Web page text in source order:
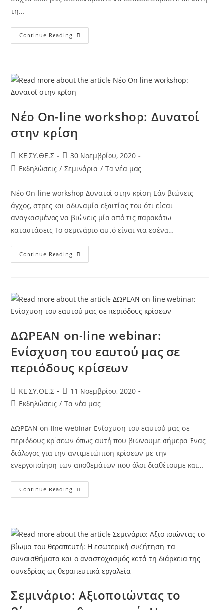
τη…
Continue Reading
Νέο On-line workshop: Δυνατοί
στην κρίση
KE.ΣΥ.ΘΕ.Σ
30 Νοεμβρίου, 2020
Εκδηλώσεις / Σεμινάρια / Τα νέα μας
Νέο On-line workshop Δυνατοί στην κρίση Εάν βιώνεις
άγχος, στρες και αδυναμία εξαιτίας του ότι είσαι
αναγκασμένος να βιώνεις μία από τις παρακάτω
καταστάσεις Το σεμινάριο αυτό είναι για εσένα…
Continue Reading
ΔΩΡΕΑΝ on-line webinar:
Ενίσχυση του εαυτού μας σε
περιόδους κρίσεων
KE.ΣΥ.ΘΕ.Σ
11 Νοεμβρίου, 2020
Εκδηλώσεις / Τα νέα μας
ΔΩΡΕΑΝ on-line webinar Ενίσχυση του εαυτού μας σε
περιόδους κρίσεων όπως αυτή που βιώνουμε σήμερα Ένας
διάλογος για την αντιμετώπιση κρίσεων με την
ενεργοποίηση των αποθεμάτων που όλοι διαθέτουμε και…
Continue Reading
Σεμινάριο: Αξιοποιώντας το